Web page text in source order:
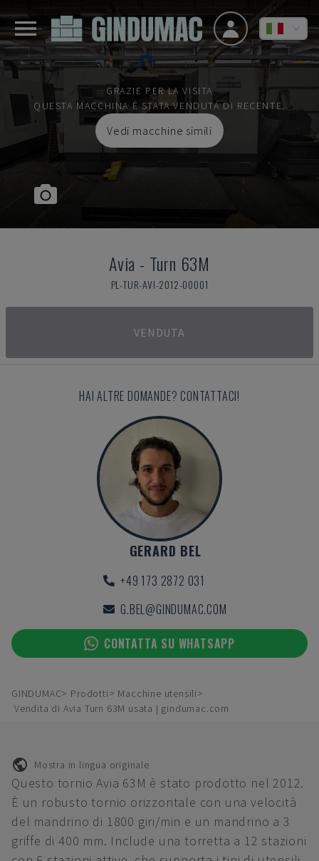
GRAZIE PER LA VISITA
QUESTA MACCHINA È STATA VENDUTA DI RECENTE.
Vedi macchine simili
Avia - Turn 63M
PL-TUR-AVI-2012-00001
VENDUTA
HAI ALTRE DOMANDE? CONTATTACI!
GERARD BEL
+49 173 2872 031
G.BEL@GINDUMAC.COM
CONTATTA SU WHATSAPP
GINDUMAC Prodotti
Macchine utensili
Vendita di Avia Turn 63M usata | gindumac.com
Mostra in lingua originale
Questo tornio Avia 63M è stato prodotto nel 2012.
È un robusto tornio orizzontale con una velocità
del mandrino di 1800 giri/min e un mandrino a 3
griffe di 400 mm. Include una torretta a 12 stazioni